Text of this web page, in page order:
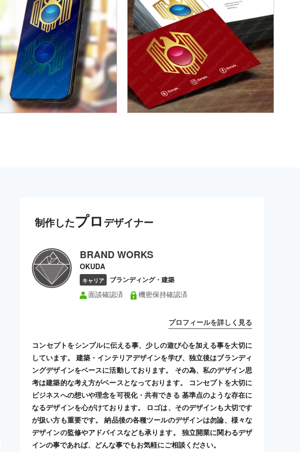
制作したプロ デザイナー
BRAND WORKS
OKUDA
キャリア ブランディング・建築
面談確認済 機密保持確認済
プロフィールを詳しく見る
コンセプトをシンプルに伝える事、少しの遊び心を加える事を大切に
しています。 建築・インテリアデザインを学び、独立後はブランディ
ングデザインをベースに活動しております。 その為、私のデザイン思
考は建築的な考え方がベースとなっております。 コンセプトを大切に
ビジネスへの想いや理念を可視化・共有できる 基準点のような存在に
なるデザインを心がけております。 ロゴは、そのデザインも大切です
が扱い方も重要です。 納品後の各種ツールのデザインは勿論、様々な
デザインの監修やアドバイスなども承ります。 独立開業に関わるデザ
インの事であれば、どんな事でもお気軽にご相談ください。